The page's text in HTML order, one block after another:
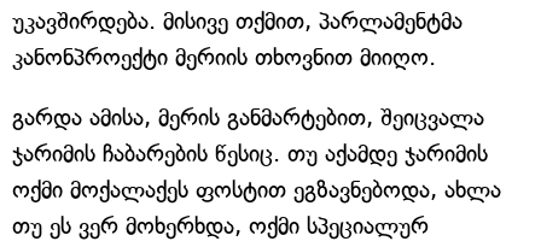
უკავშირდება. მისივე თქმით, პარლამენტმა
კანონპროექტი მერიის თხოვნით მიიღო.
გარდა ამისა, მერის განმარტებით, შეიცვალა
ჯარიმის ჩაბარების წესიც. თუ აქამდე ჯარიმის
ოქმი მოქალაქეს ფოსტით ეგზავნებოდა, ახლა
თუ ეს ვერ მოხერხდა, ოქმი სპეციალურ